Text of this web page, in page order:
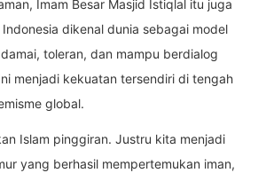
Imam Besar Masjid Istiqlal itu juga
dikenal dunia sebagai model
toleran, dan mampu berdialog
menjadi kekuatan tersendiri di tengah
global.
Islam pinggiran. Justru kita menjadi
yang berhasil mempertemukan iman,